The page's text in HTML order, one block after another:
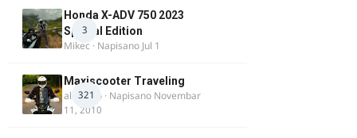
3
Honda X-ADV 750 2023
Special Edition
Mikec · Napisano Jul 1
321
Maxiscooter Traveling
alexanto · Napisano Novembar
11, 2010